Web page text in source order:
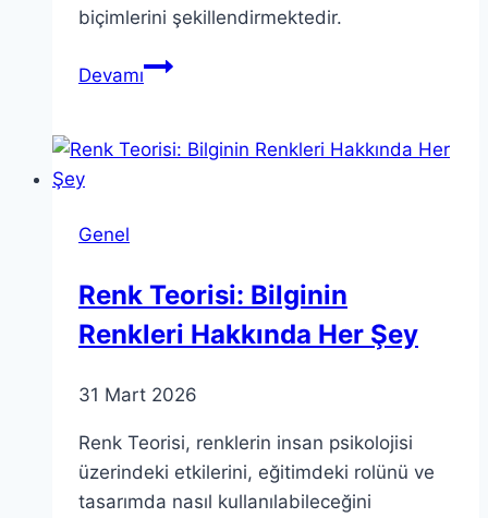
biçimlerini şekillendirmektedir.
DevamıEğitimde
ve
Genel
Renk Teorisi: Bilginin
Renkleri Hakkında Her Şey
31 Mart 2026
Renk Teorisi, renklerin insan psikolojisi
üzerindeki etkilerini, eğitimdeki rolünü ve
tasarımda nasıl kullanılabileceğini